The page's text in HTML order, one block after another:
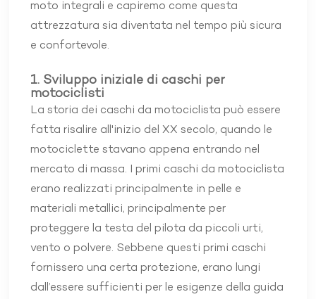
moto integrali e capiremo come questa
attrezzatura sia diventata nel tempo più sicura
e confortevole.
1. Sviluppo iniziale di caschi per
motociclisti
La storia dei caschi da motociclista può essere
fatta risalire all'inizio del XX secolo, quando le
motociclette stavano appena entrando nel
mercato di massa. I primi caschi da motociclista
erano realizzati principalmente in pelle e
materiali metallici, principalmente per
proteggere la testa del pilota da piccoli urti,
vento o polvere. Sebbene questi primi caschi
fornissero una certa protezione, erano lungi
dall’essere sufficienti per le esigenze della guida